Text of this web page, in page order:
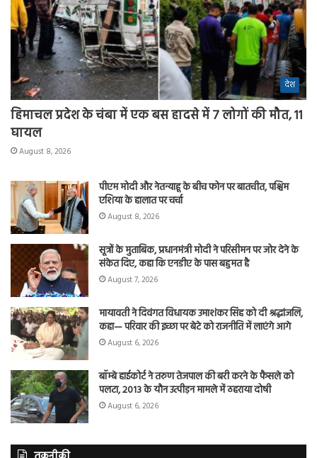
देश
हिमाचल प्रदेश के चंबा में एक बस हादसे में 7 लोगों की मौत, 11
घायल
August 8, 2026
पीएम मोदी और नेतन्याहू के बीच फोन पर बातचीत, पश्चिम
एशिया के हालात पर चर्चा
August 8, 2026
सूत्रों के मुताबिक, प्रधानमंत्री मोदी ने परिसीमन पर जोर देने के
संकेत दिए, कहा कि एनडीए के पास बहुमत है
August 7, 2026
मायावती ने दिवंगत विधायक उमाशंकर सिंह को दी श्रद्धांजलि,
कहा— परिवार की इच्छा पर बेटे को राजनीति में लाएंगे आगे
August 6, 2026
बॉम्बे हाईकोर्ट ने तरुण तेजपाल की बरी करने के फैसले को
पलटा, 2013 के यौन उत्पीड़न मामले में ठहराया दोषी
August 6, 2026